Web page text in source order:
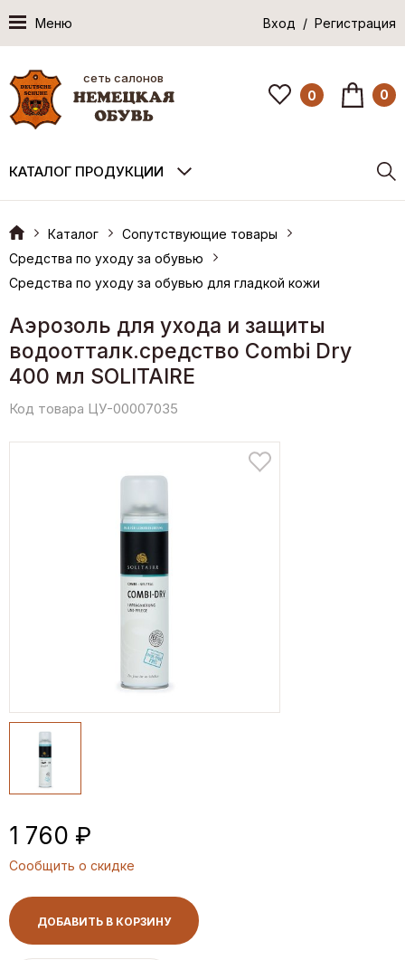
Меню Вход / Регистрация
сеть салонов
0 0
КАТАЛОГ ПРОДУКЦИИ
Каталог
Сопутствующие товары
Средства по уходу за обувью
Средства по уходу за обувью для гладкой кожи
Аэрозоль для ухода и защиты
водоотталк.средство Combi Dry
400 мл SOLITAIRE
Код товара ЦУ-00007035
1 760 ₽
Сообщить о скидке
ДОБАВИТЬ В КОРЗИНУ